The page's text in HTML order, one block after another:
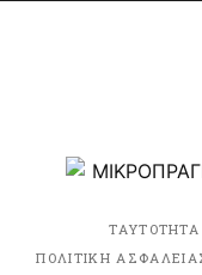
ΤΑΥΤΟΤΗΤΑ
ΠΟΛΙΤΙΚΗ